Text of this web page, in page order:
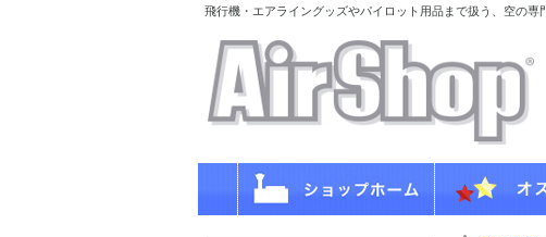
飛行機・エアライングッズやパイロット用品まで扱う、空の専